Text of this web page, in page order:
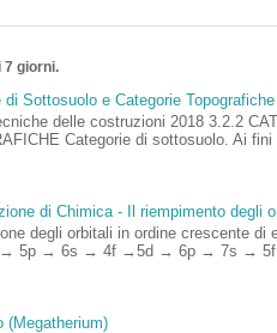
7 giorni.
di Sottosuolo e Categorie
delle costruzioni 2018 3.2.2
Categorie di sottosuolo. Ai fini
di Chimica - Il riempimento degli
degli orbitali in ordine
5p → 6s → 4f →5d → 6p → 7s →
(Megatherium)